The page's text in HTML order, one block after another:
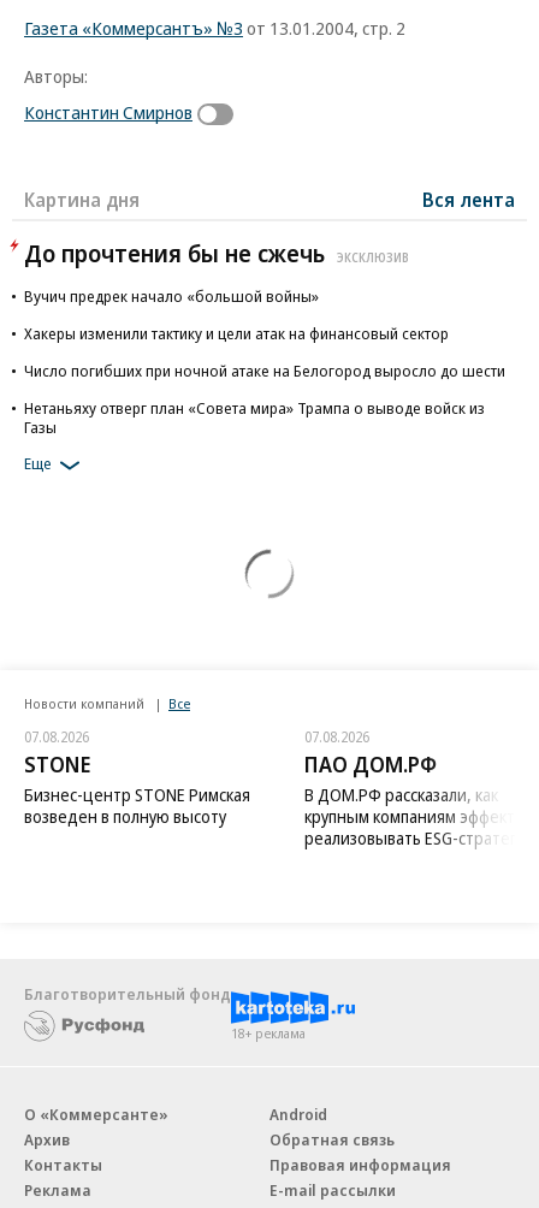
Газета «Коммерсантъ» №3 от 13.01.2004, стр. 2
Авторы:
Константин Смирнов
Картина дня Вся лента
До прочтения бы не сжечь ЭКСКЛЮЗИВ
Вучич предрек начало «большой войны»
Хакеры изменили тактику и цели атак на финансовый сектор
Число погибших при ночной атаке на Белогород выросло до шести
Нетаньяху отверг план «Совета мира» Трампа о выводе войск из
Газы
Еще
Новости компаний Все
07.08.2026
STONE
Бизнес-центр STONE Римская
возведен в полную высоту
07.08.2026
ПАО ДОМ.РФ
В ДОМ.РФ рассказали, как
крупным компаниям
реализовывать ESG-стратегию
Благотворительный фонд
18+ реклама
О «Коммерсанте»
Архив
Контакты
Реклама
Android
Обратная связь
Правовая информация
E-mail рассылки